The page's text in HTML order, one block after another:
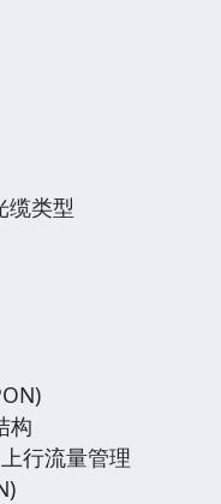
缆类型
构
行流量管理